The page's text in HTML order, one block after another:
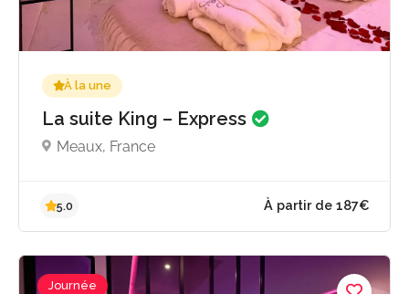
À la une
La suite King – Express
Meaux, France
Journée